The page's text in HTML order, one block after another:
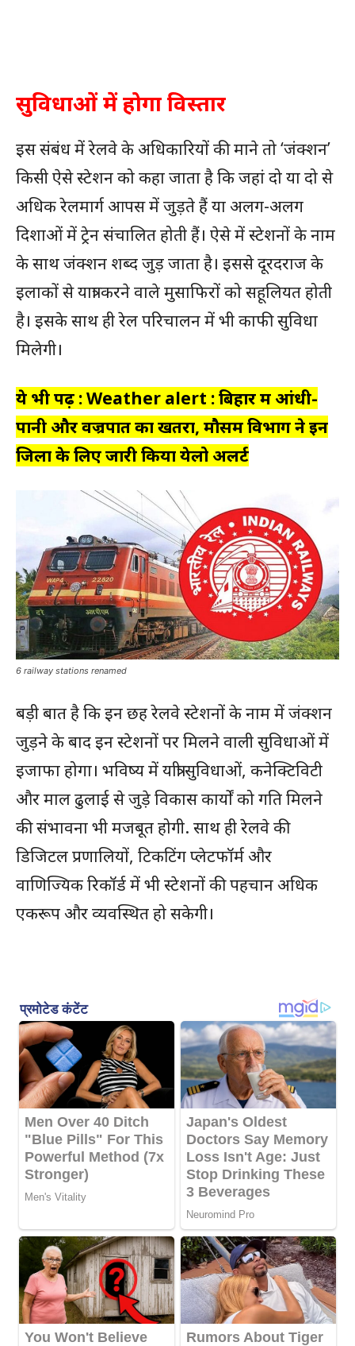
सुविधाओं में होगा विस्तार
इस संबंध में रेलवे के अधिकारियों की माने तो ‘जंक्शन’
किसी ऐसे स्टेशन को कहा जाता है कि जहां दो या दो से
अधिक रेलमार्ग आपस में जुड़ते हैं या अलग-अलग
दिशाओं में ट्रेन संचालित होती हैं। ऐसे में स्टेशनों के नाम
के साथ जंक्शन शब्द जुड़ जाता है। इससे दूरदराज के
इलाकों से यात्रा करने वाले मुसाफिरों को सहूलियत होती
है। इसके साथ ही रेल परिचालन में भी काफी सुविधा
मिलेगी।
ये भी पढ़ें : Weather alert : बिहार में आंधी-
पानी और वज्रपात का खतरा, मौसम विभाग ने इन
जिलों के लिए जारी किया येलो अलर्ट
6 railway stations renamed
बड़ी बात है कि इन छह रेलवे स्टेशनों के नाम में जंक्शन
जुड़ने के बाद इन स्टेशनों पर मिलने वाली सुविधाओं में
इजाफा होगा। भविष्य में यात्री सुविधाओं, कनेक्टिविटी
और माल ढुलाई से जुड़े विकास कार्यों को गति मिलने
की संभावना भी मजबूत होगी. साथ ही रेलवे की
डिजिटल प्रणालियों, टिकटिंग प्लेटफॉर्म और
वाणिज्यिक रिकॉर्ड में भी स्टेशनों की पहचान अधिक
एकरूप और व्यवस्थित हो सकेगी।